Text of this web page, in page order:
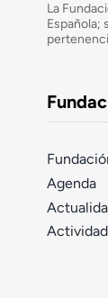
La
Española;
Agenda